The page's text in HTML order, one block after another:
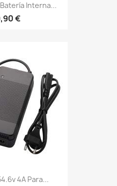
Interna...
€
4A Para...